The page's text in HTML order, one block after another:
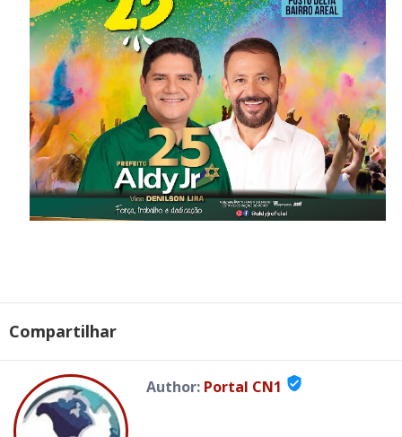
Compartilhar
Author: Portal CN1 verified_user